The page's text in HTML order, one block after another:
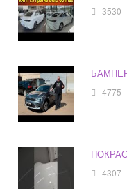
3530
4775
4307